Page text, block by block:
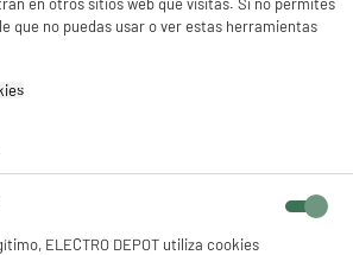
Autonomía :
que no puedas usar o ver estas herramientas
ELECTRO DEPOT utiliza cookies